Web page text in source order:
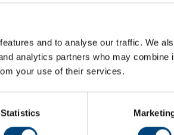
and to analyse our traffic. We
analytics partners who may combine
your use of their services.
Statistics
klicka på bilden här nedan, så